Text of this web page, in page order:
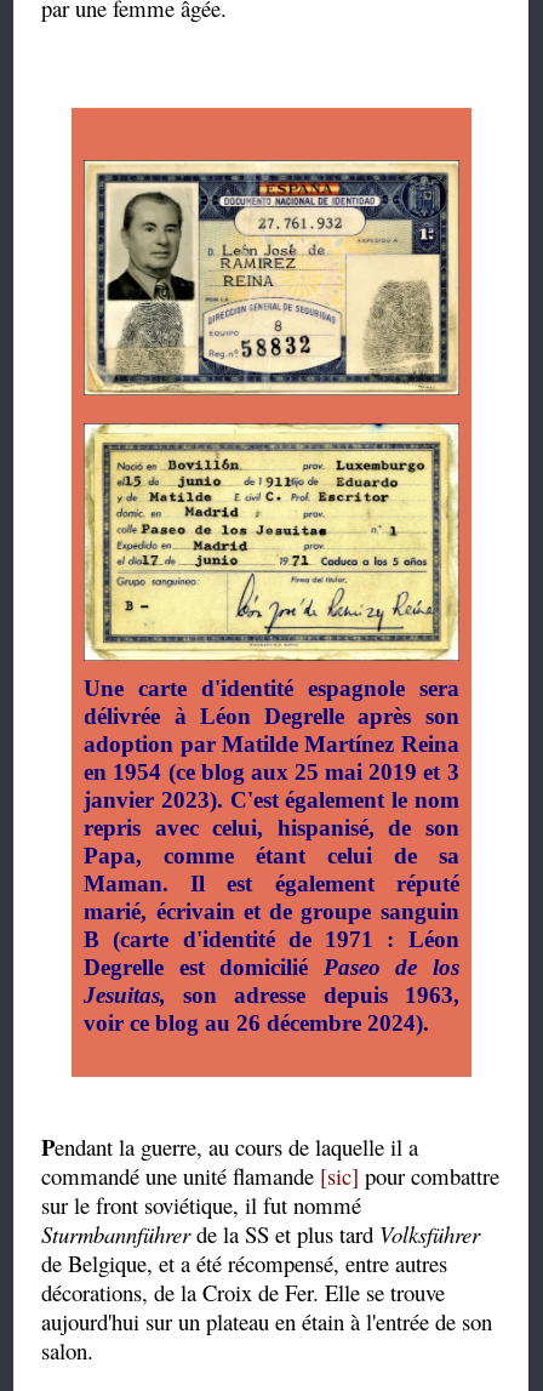
par une femme âgée.
Une carte d'identité espagnole sera
délivrée à Léon Degrelle après son
adoption par Matilde Martínez Reina
en 1954 (ce blog aux 25 mai 2019 et 3
janvier 2023). C'est également le nom
repris avec celui, hispanisé, de son
Papa, comme étant celui de sa
Maman. Il est également réputé
marié, écrivain et de groupe sanguin
B (carte d'identité de 1971 : Léon
Degrelle est domicilié Paseo de los
Jesuitas, son adresse depuis 1963,
voir ce blog au 26 décembre 2024).
Pendant la guerre, au cours de laquelle il a
commandé une unité flamande [sic] pour combattre
sur le front soviétique, il fut nommé
Sturmbannführerde la SS et plus tard Volksführer
de Belgique, et a été récompensé, entre autres
décorations, de la Croix de Fer. Elle se trouve
aujourd'hui sur un plateau en étain à l'entrée de son
salon.